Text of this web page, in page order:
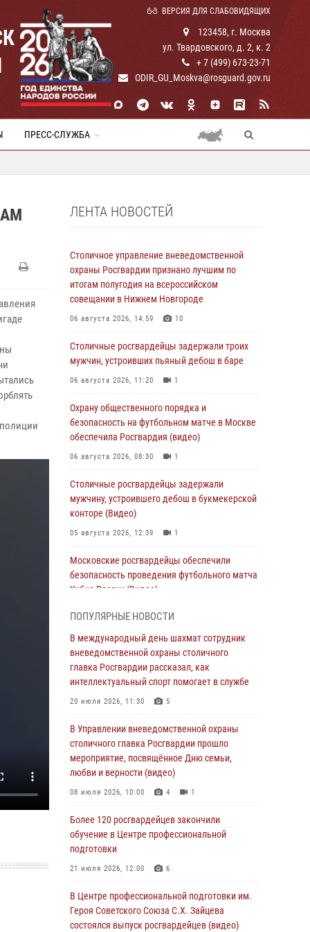
ВЕРСИЯ ДЛЯ СЛАБОВИДЯЩИХ
123458, г. Москва
ул. Твардовского, д. 2, к. 2
+ 7 (499) 673-23-71
ODIR_GU_Moskva@rosguard.gov.ru
ПРЕСС-СЛУЖБА
ЛЕНТА НОВОСТЕЙ
Столичное управление вневедомственной
охраны Росгвардии признано лучшим по
итогам полугодия на всероссийском
совещании в Нижнем Новгороде
06 августа 2026, 14:59 10
Столичные росгвардейцы задержали троих
мужчин, устроивших пьяный дебош в баре
06 августа 2026, 11:20 1
Охрану общественного порядка и
безопасность на футбольном матче в Москве
обеспечила Росгвардия (видео)
06 августа 2026, 08:30 1
Столичные росгвардейцы задержали
мужчину, устроившего дебош в букмекерской
конторе (Видео)
05 августа 2026, 12:39 1
Московские росгвардейцы обеспечили
безопасность проведения футбольного матча
Кубка России (Видео)
Делегация МВД Республики Беларусь
ознакомилась с передовыми методами
работы Росгвардии в Москве (видео)
04 августа 2026, 18:16 5 1
чемпионат по самбо и боевому самбо.
(видео)
04 августа 2026, 14:00 7 1
Офицер Росгвардии стал гостем прямого
работе дежурных частей
04 августа 2026, 12:28
В Москве росгвардейцы задержали
торгового центра (видео)
04 августа 2026, 08:26 1
ПОПУЛЯРНЫЕ НОВОСТИ
В международный день шахмат сотрудник
вневедомственной охраны столичного
главка Росгвардии рассказал, как
интеллектуальный спорт помогает в службе
20 июля 2026, 11:30 5
В Управлении вневедомственной охраны
столичного главка Росгвардии прошло
мероприятие, посвящённое Дню семьи,
любви и верности (видео)
08 июля 2026, 10:00 4 1
Более 120 росгвардейцев закончили
обучение в Центре профессиональной
подготовки
21 июля 2026, 12:00 6
В Центре профессиональной подготовки им.
Героя Советского Союза С.Х. Зайцева
состоялся выпуск росгвардейцев (видео)